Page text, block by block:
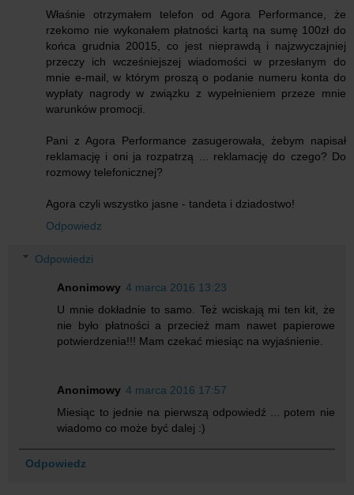
Właśnie otrzymałem telefon od Agora Performance, że
rzekomo nie wykonałem płatności kartą na sumę 100zł do
końca grudnia 20015, co jest nieprawdą i najzwyczajniej
przeczy ich wcześniejszej wiadomości w przesłanym do
mnie e-mail, w którym proszą o podanie numeru konta do
wypłaty nagrody w związku z wypełnieniem przeze mnie
warunków promocji.
Pani z Agora Performance zasugerowała, żebym napisał
reklamację i oni ja rozpatrzą ... reklamację do czego? Do
rozmowy telefonicznej?
Agora czyli wszystko jasne - tandeta i dziadostwo!
Odpowiedz
Odpowiedzi
Anonimowy 4 marca 2016 13:23
U mnie dokładnie to samo. Też wciskają mi ten kit, że
nie było płatności a przecież mam nawet papierowe
potwierdzenia!!! Mam czekać miesiąc na wyjaśnienie.
Anonimowy 4 marca 2016 17:57
Miesiąc to jednie na pierwszą odpowiedź ... potem nie
wiadomo co może być dalej :)
Odpowiedz